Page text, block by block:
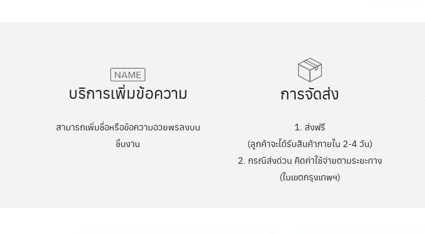
บริการเพิ่มข้อความ
สามารถเพิ่มชื่อหรือข้อความอวยพรลงบน
ชิ้นงาน
การจัดส่ง
1. ส่งฟรี
(ลูกค้าจะได้รับสินค้าภายใน 2-4 วัน)
2. กรณีส่งด่วน คิดค่าใช้จ่ายตามระยะทาง
(ในเขตกรุงเทพฯ)